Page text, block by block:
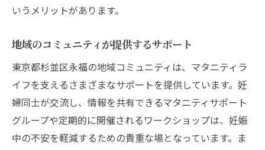
いうメリットがあります。
地域のコミュニティが提供するサポート
東京都杉並区永福の地域コミュニティは、マタニティラ
イフを支えるさまざまなサポートを提供しています。妊
婦同士が交流し、情報を共有できるマタニティサポート
グループや定期的に開催されるワークショップは、妊娠
中の不安を軽減するための貴重な場となっています。ま